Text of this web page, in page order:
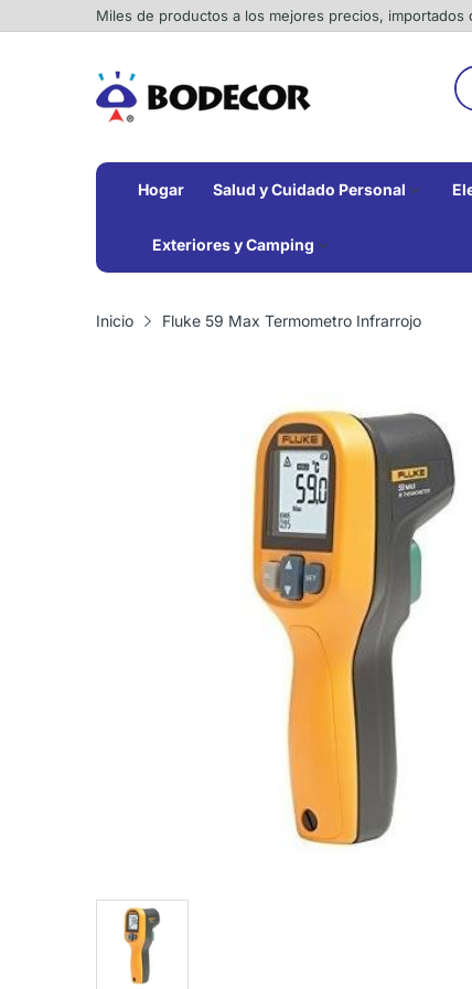
Miles de productos a los mejores precios, importados
Hogar Salud y Cuidado Personal
Exteriores y Camping
Inicio Fluke 59 Max Termometro Infrarrojo